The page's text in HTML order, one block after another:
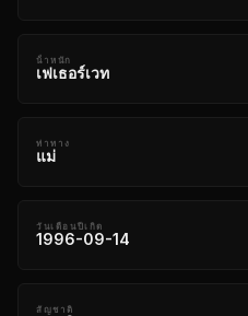
น้ําหนัก
เฟเธอร์เวท
ท่าทาง
แม่
วันเดือนปีเกิด
1996-09-14
สัญชาติ